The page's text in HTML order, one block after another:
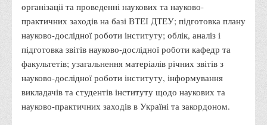
Здобутки студентів
Матеріали наукових конференцій та вебінарів
Міжнародна діяльність
Закордонні партнери
Програми подвійного диплому
Програми стажування (міжнародна практика)
організації та проведенні наукових та науково-
практичних заходів на базі ВТЕІ ДТЕУ; підготовка плану
науково-дослідної роботи інституту; облік, аналіз і
підготовка звітів науково-дослідної роботи кафедр та
факультетів; узагальнення матеріалів річних звітів з
науково-дослідної роботи інституту, інформування
викладачів та студентів інституту щодо наукових та
науково-практичних заходів в Україні та закордоном.